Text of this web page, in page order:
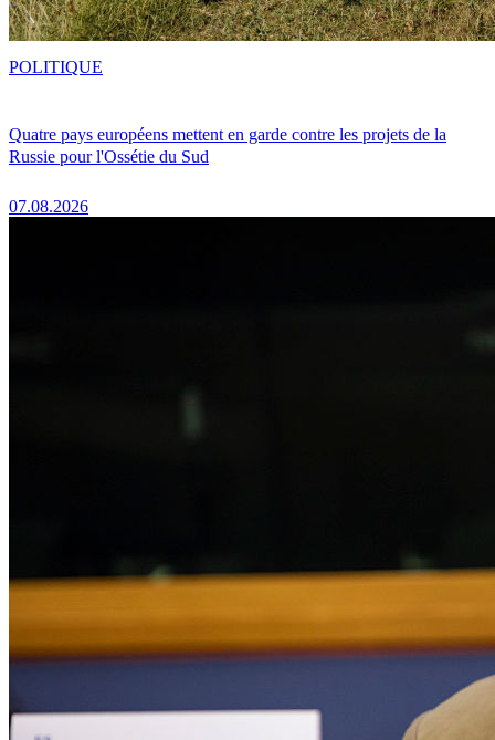
Quatre pays européens mettent en garde contre les projets de la
Russie pour l'Ossétie du Sud
07.08.2026
POLITIQUE